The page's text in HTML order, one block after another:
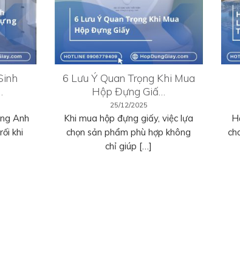
Anh
khi
6 Lưu Ý Quan Trọng Khi Mua
Hộp Đựng Giấ…
25/12/2025
Khi mua hộp đựng giấy, việc lựa
chọn sản phẩm phù hợp không
chỉ giúp […]